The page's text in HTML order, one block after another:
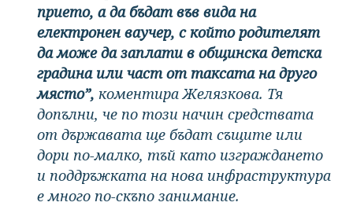
прието, а да бъдат във вида на
електронен ваучер, с който родителят
да може да заплати в общинска детска
градина или част от таксата на друго
място”, коментира Желязкова. Тя
допълни, че по този начин средствата
от държавата ще бъдат същите или
дори по-малко, тъй като изграждането
и поддръжката на нова инфраструктура
е много по-скъпо занимание.